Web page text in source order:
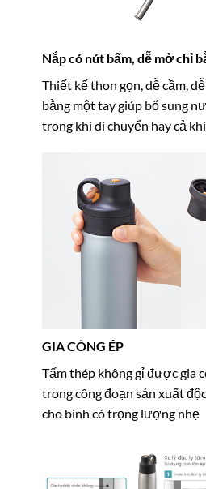
Nắp có nút bấm, dễ mở chỉ
Thiết kế thon gọn, dễ cầm,
bằng một tay giúp bổ sung
trong khi di chuyển hay cả
GIA CÔNG ÉP
Tấm thép không gỉ được gia
trong công đoạn sản xuất
cho bình có trọng lượng nhẹ